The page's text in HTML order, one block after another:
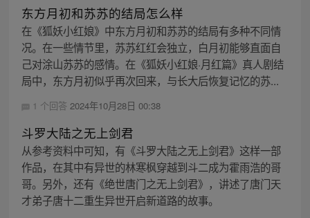
东方月初和苏苏的结局怎么样
在《狐妖小红娘》中东方月初和苏苏的结局有多种不同情
况。在一些情节里，苏苏红红会独立，白月初能够直面自
己对涂山苏苏的感情。在《狐妖小红娘·月红篇》真人剧结
局中，东方月初似乎再次回来，与长大后恢复记忆的苏...
1 个回答 2024年10月28日 00:38
斗罗大陆之无上剑君
从参考资料中可知，有《斗罗大陆之无上剑君》这样一部
作品，在其中有异世的林寒枫穿越到斗二成为霍雨浩的哥
哥。另外，还有《绝世唐门之无上剑君》，讲述了唐门天
才弟子唐十二重生异世开启新道路的故事。